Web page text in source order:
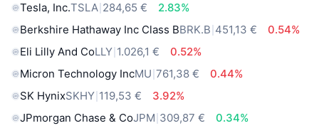
Tesla, Inc.TSLA 284,65 €
2.83%
Berkshire Hathaway Inc Class BBRK.B 451,13 €
0.54%
Eli Lilly And CoLLY 1.026,1 €
0.52%
Micron Technology IncMU 761,38 €
0.44%
SK HynixSKHY 119,53 €
3.92%
JPmorgan Chase & CoJPM 309,87 €
0.34%